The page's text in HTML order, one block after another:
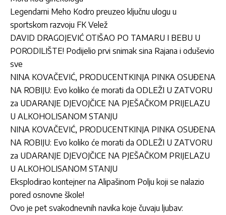
Legendarni Meho Kodro preuzeo ključnu ulogu u
sportskom razvoju FK Velež
DAVID DRAGOJEVIĆ OTIŠAO PO TAMARU I BEBU U
PORODILIŠTE! Podijelio prvi snimak sina Rajana i oduševio
sve
NINA KOVAČEVIĆ, PRODUCENTKINJA PINKA OSUĐENA
NA ROBIJU: Evo koliko će morati da ODLEŽI U ZATVORU
za UDARANJE DJEVOJČICE NA PJEŠAČKOM PRIJELAZU
U ALKOHOLISANOM STANJU
NINA KOVAČEVIĆ, PRODUCENTKINJA PINKA OSUĐENA
NA ROBIJU: Evo koliko će morati da ODLEŽI U ZATVORU
za UDARANJE DJEVOJČICE NA PJEŠAČKOM PRIJELAZU
U ALKOHOLISANOM STANJU
Eksplodirao kontejner na Alipašinom Polju koji se nalazio
pored osnovne škole!
Ovo je pet svakodnevnih navika koje čuvaju ljubav: